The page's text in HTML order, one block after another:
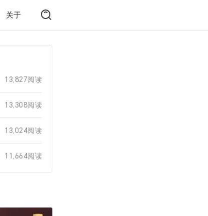
关于
13,827阅读
13,308阅读
13,024阅读
11,664阅读